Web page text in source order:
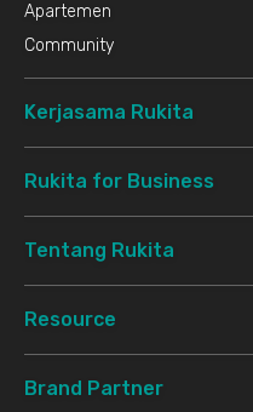
Apartemen
Community
Kerjasama Rukita
Rukita for Business
Tentang Rukita
Resource
Brand Partner